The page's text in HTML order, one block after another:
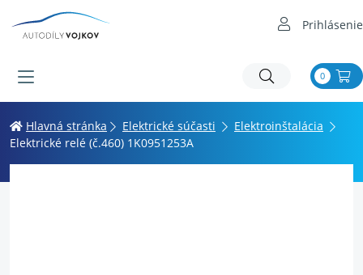
Prihlásenie
0
Hlavná stránka Elektrické súčasti
Elektroinštalácia
Elektrické relé (č.460) 1K0951253A